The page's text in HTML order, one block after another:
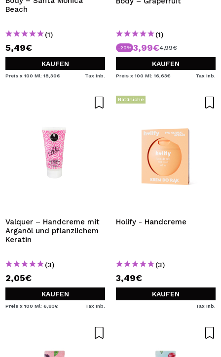
Beach
(1)
5,49€
KAUFEN
Preis x 100 Ml: 18,30€ Tax Inb.
(1)
-20% 3,99€4,99€
KAUFEN
Preis x 100 Ml: 16,63€ Tax Inb.
Valquer – Handcreme mit
Arganöl und pflanzlichem
Keratin
(3)
2,05€
KAUFEN
Preis x 100 Ml: 6,83€ Tax Inb.
Natürliche
Holify - Handcreme
(3)
3,49€
KAUFEN
Tax Inb.